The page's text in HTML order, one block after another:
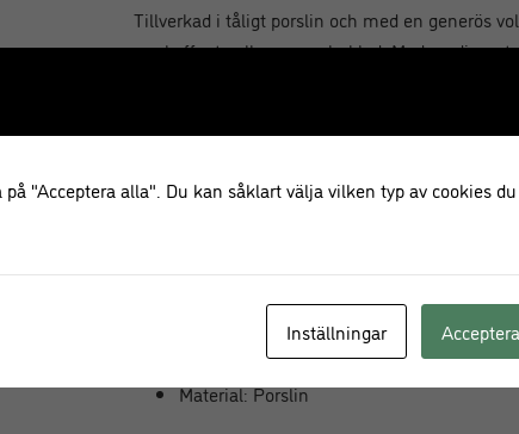
Tillverkad i tåligt porslin och med en generös
om kaffe, te eller varm choklad. Med en
ligger den perfekt i handen. Muggen är både
mikrovågsugnssäker, vilket gör den lika
Denna hundmugg är också en perfekt present
vänner som älskar hundar – en rolig och
Specifikationer
Best in Show
Material: Porslin
"Acceptera alla". Du kan såklart välja vilken typ av cookies
Inställningar